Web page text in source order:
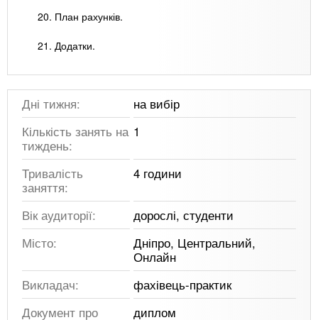
20. План рахунків.
21. Додатки.
Дні тижня:
на вибір
Кількість занять на
тиждень:
1
Тривалість
заняття:
4 години
Вік аудиторії:
дорослі, студенти
Місто:
Дніпро, Центральний,
Онлайн
Викладач:
фахівець-практик
Документ про
диплом